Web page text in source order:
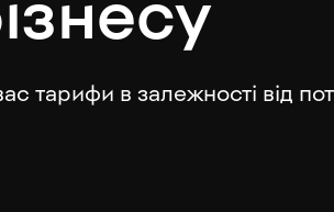
тарифи в залежності від